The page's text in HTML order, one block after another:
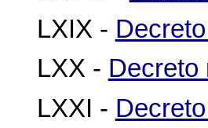
LXIX -
LXX - Decreto
LXXI -